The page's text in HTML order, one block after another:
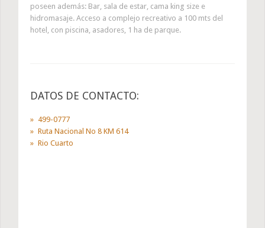
poseen además: Bar, sala de estar, cama king size e
hidromasaje. Acceso a complejo recreativo a 100 mts del
hotel, con piscina, asadores, 1 ha de parque.
DATOS DE CONTACTO:
499-0777
Ruta Nacional No 8 KM 614
Rio Cuarto